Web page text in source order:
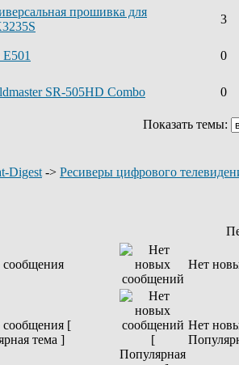
прошивка для
3
0
SR-505HD Combo 0
Показать темы:
Digest -> Ресиверы цифрового
Нет
[
тема ]
Нет